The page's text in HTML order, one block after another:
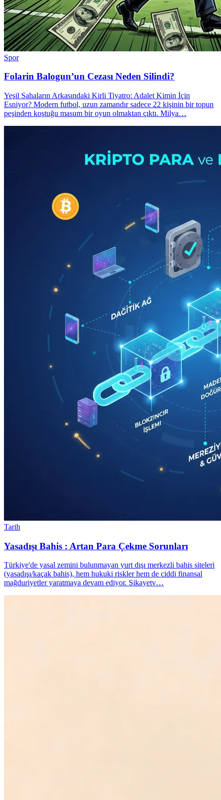
Spor
Folarin Balogun’un Cezası Neden Silindi?
Yeşil Sahaların Arkasındaki Kirli Tiyatro: Adalet Kimin İçin
Esniyor? Modern futbol, uzun zamandır sadece 22 kişinin bir topun
peşinden koştuğu masum bir oyun olmaktan çıktı. Milya…
Tarih
Yasadışı Bahis : Artan Para Çekme Sorunları
Türkiye'de yasal zemini bulunmayan yurt dışı merkezli bahis siteleri
(yasadışı/kaçak bahis), hem hukuki riskler hem de ciddi finansal
mağduriyetler yaratmaya devam ediyor. Şikayetv…